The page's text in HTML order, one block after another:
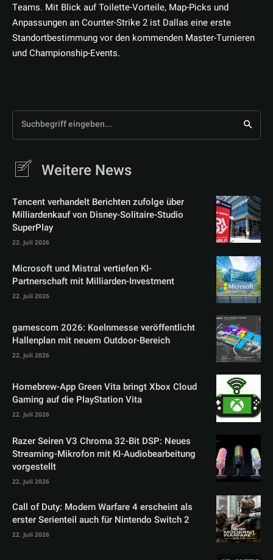
Teams. Mit Blick auf Toilette-Vorteile, Map-Picks und
Anpassungen an Counter-Strike 2 ist Dallas eine erste
Standortbestimmung vor den kommenden Master-Turnieren
und Championship-Events.
Suchbegriff eingeben...
Weitere News
Tencent verhandelt Berichten zufolge über
Milliardenkauf von Disney-Solitaire-Studio
SuperPlay
22. Juli 2026
Microsoft und Mistral vertiefen KI-
Partnerschaft mit Milliarden-Investment
22. Juli 2026
gamescom 2026: Koelnmesse veröffentlicht
Hallenplan mit neuem Outdoor-Bereich
22. Juli 2026
Homebrew-App Green Vita bringt Xbox Cloud
Gaming auf die PlayStation Vita
22. Juli 2026
Razer Seiren V3 Chroma 32-Bit DSP: Neues
Streaming-Mikrofon mit KI-Audiobearbeitung
vorgestellt
22. Juli 2026
Call of Duty: Modern Warfare 4 erscheint als
erster Serienteil auch für Nintendo Switch 2
22. Juli 2026